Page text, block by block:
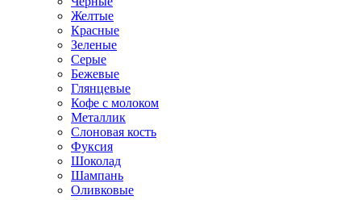
Желтые
Красные
Зеленые
Серые
Бежевые
Глянцевые
Кофе с молоком
Металлик
Слоновая кость
Фуксия
Шоколад
Шампань
Оливковые